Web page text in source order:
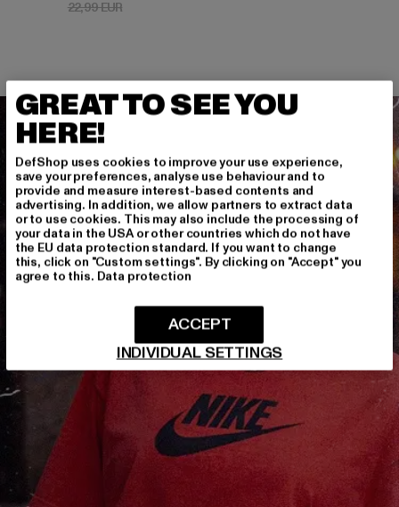
22,99 EURAktionspreis: 22,99 EUR
GREAT TO SEE YOU
HERE!
DefShop uses cookies to improve your use experience,
save your preferences, analyse use behaviour and to
provide and measure interest-based contents and
advertising. In addition, we allow partners to extract data
or to use cookies. This may also include the processing of
your data in the USA or other countries which do not have
the EU data protection standard. If you want to change
this, click on "Custom settings". By clicking on "Accept" you
agree to this. Data protection
INDIVIDUAL SETTINGS
ACCEPT